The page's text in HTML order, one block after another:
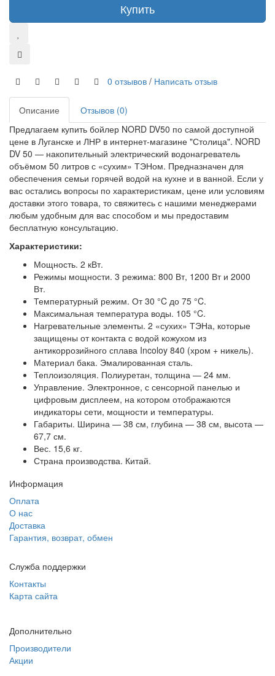
Купить
0 отзывов / Написать отзыв
Описание
Отзывов (0)
Предлагаем купить бойлер NORD DV50 по самой доступной
цене в Луганске и ЛНР в интернет-магазине "Столица". NORD
DV 50 — накопительный электрический водонагреватель
объёмом 50 литров с «сухим» ТЭНом. Предназначен для
обеспечения семьи горячей водой на кухне и в ванной. Если у
вас остались вопросы по характеристикам, цене или условиям
доставки этого товара, то свяжитесь с нашими менеджерами
любым удобным для вас способом и мы предоставим
бесплатную консультацию.
Характеристики:
Мощность. 2 кВт.
Режимы мощности. 3 режима: 800 Вт, 1200 Вт и 2000
Вт.
Температурный режим. От 30 °C до 75 °C.
Максимальная температура воды. 105 °C.
Нагревательные элементы. 2 «сухих» ТЭНа, которые
защищены от контакта с водой кожухом из
антикоррозийного сплава Incoloy 840 (хром + никель).
Материал бака. Эмалированная сталь.
Теплоизоляция. Полиуретан, толщина — 24 мм.
Управление. Электронное, с сенсорной панелью и
цифровым дисплеем, на котором отображаются
индикаторы сети, мощности и температуры.
Габариты. Ширина — 38 см, глубина — 38 см, высота —
67,7 см.
Вес. 15,6 кг.
Страна производства. Китай.
Информация
Оплата
О нас
Доставка
Гарантия, возврат, обмен
Служба поддержки
Контакты
Карта сайта
Дополнительно
Производители
Акции